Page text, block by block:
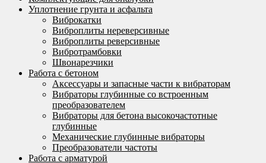
Уплотнение грунта и асфальта
Виброкатки
Виброплиты нереверсивные
Виброплиты реверсивные
Вибротрамбовки
Швонарезчики
Работа с бетоном
Аксессуары и запасные части к вибраторам
Вибраторы глубинные со встроенным
преобразователем
Вибраторы для бетона высокочастотные
глубинные
Механические глубинные вибраторы
Преобразователи частоты
Работа с арматурой